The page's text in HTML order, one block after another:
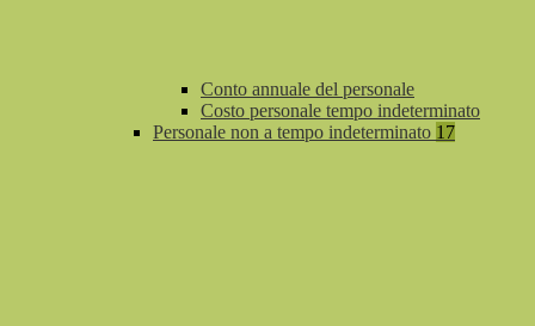
Conto annuale del personale
Costo personale tempo indeterminato
Personale non a tempo indeterminato 17